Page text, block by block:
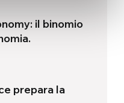
il binomio
prepara la